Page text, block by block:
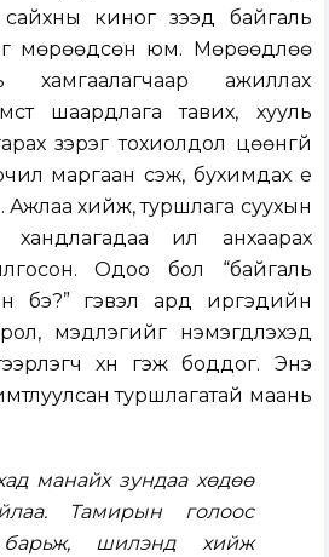
киног үзээд байгаль
мөрөөдсөн юм. Мөрөөдлөө
хамгаалагчаар ажиллах
шаардлага тавих, хууль
зэрэг тохиолдол цөөнгүй
маргаан үүсэж, бухимдах үе
Ажлаа хийж, туршлага суухын
илүү анхаарах
Одоо бол “байгаль
бэ?” гэвэл ард иргэдийн
мэдлэгийг нэмэгдүүлэхэд
хүн гэж боддог. Энэ
туршлагатай маань
манайх зундаа хөдөө
Тамирын голоос
барьж, шилэнд хийж